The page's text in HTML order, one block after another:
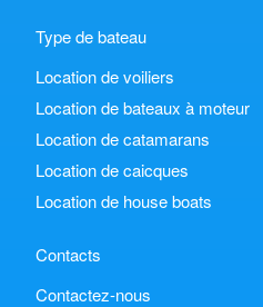
Type de bateau
Location de voiliers
Location de bateaux à moteur
Location de catamarans
Location de caicques
Location de house boats
Contacts
Contactez-nous